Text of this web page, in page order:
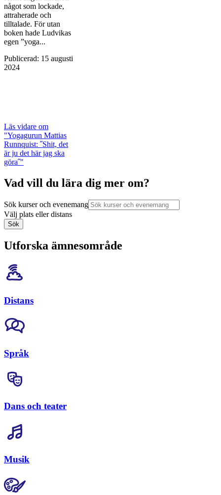
något som lockade,
attraherade och
tilltalade. För utan
boken hade Ludvikas
egen ”yoga...
Publicerad: 15 augusti
2024
Läs vidare om
"Yogagurun Mattias
Runnquist: ˝Shit, det
är ju det här jag ska
göra˝"
Vad vill du lära dig mer om?
Sök kurser och evenemang
Välj plats eller distans
Sök
Utforska ämnesområde
Distans
Språk
Dans och teater
Musik